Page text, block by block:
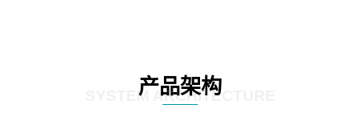
产品架构
SYSTEM ARCHITECTURE